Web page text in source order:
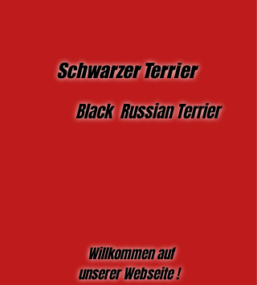
Schwarzer Terrier
Black Russian Terrier
Willkommen auf
unserer Webseite !